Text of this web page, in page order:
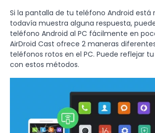
Si la pantalla de tu teléfono Android está
todavía muestra alguna respuesta,
teléfono Android al PC fácilmente en
AirDroid Cast ofrece 2 maneras
teléfonos rotos en el PC. Puede reflejar
con estos métodos.